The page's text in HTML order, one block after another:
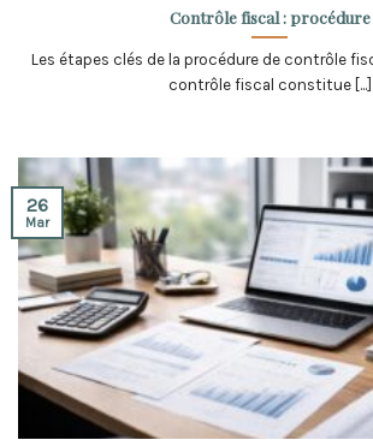
Contrôle fiscal : procédure
Les étapes clés de la procédure de contrôle
contrôle fiscal constitue [...]
26
Mar